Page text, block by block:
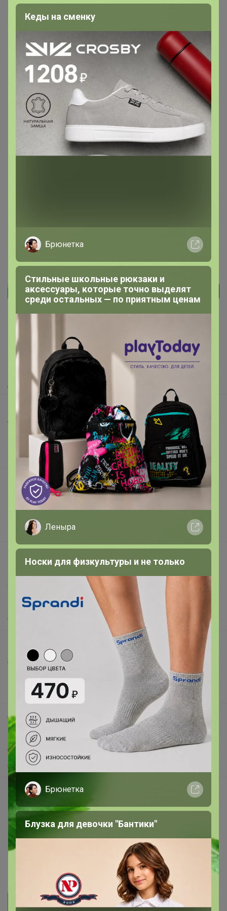
Реклама
Как здесь все устроено?
Как сделать заказ?
Как получить?
Доставка
Шоурумы
Торговые марки
Наша команда
В наличии
Подарочные сертификаты
Реклама на сайте
Вакансии
support@24-ok.ru
Написать в поддержку
Защита покупателя
Помощь
О нас
Анонсы
Новости
Поддержка альпак
Самое выгодное
Хиты продаж
Самое желанное
Самое быстрое
Начать зарабатывать с 24-ok
Picabox.ru - Лучшее место для ваших изображений
Розыгрыш - Генератор случайных чисел
Пульс нашего маркетплейса
Кеды на сменку
Брюнетка
Стильные школьные рюкзаки и
аксессуары, которые точно выделят
среди остальных — по приятным ценам
Леныра
Носки для физкультуры и не только
Брюнетка
Блузка для девочки "Бантики"